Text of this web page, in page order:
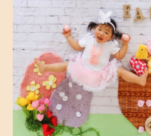
SHOP INFO
店舗情報
CONTACT
お問い合わせ
ご予約
アクセス